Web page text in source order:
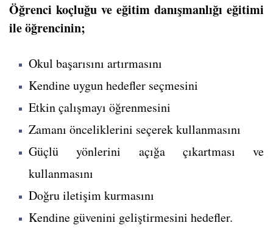
Öğrenci koçluğu ve eğitim danışmanlığı eğitimi
ile öğrencinin;
Okul başarısını artırmasını
Kendine uygun hedefler seçmesini
Etkin çalışmayı öğrenmesini
Zamanı önceliklerini seçerek kullanmasını
Güçlü yönlerini açığa çıkartması ve
kullanmasını
Doğru iletişim kurmasını
Kendine güvenini geliştirmesini hedefler.